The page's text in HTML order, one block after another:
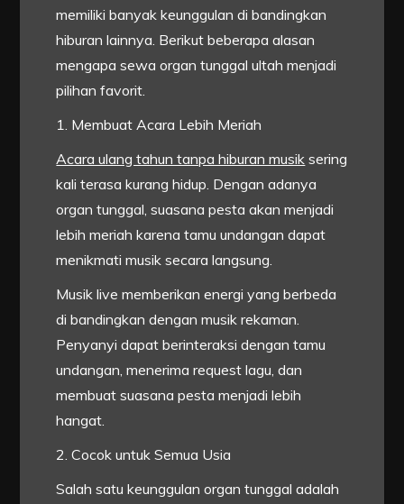
memiliki banyak keunggulan di bandingkan
hiburan lainnya. Berikut beberapa alasan
mengapa sewa organ tunggal ultah menjadi
pilihan favorit.
1. Membuat Acara Lebih Meriah
Acara ulang tahun tanpa hiburan musik sering
kali terasa kurang hidup. Dengan adanya
organ tunggal, suasana pesta akan menjadi
lebih meriah karena tamu undangan dapat
menikmati musik secara langsung.
Musik live memberikan energi yang berbeda
di bandingkan dengan musik rekaman.
Penyanyi dapat berinteraksi dengan tamu
undangan, menerima request lagu, dan
membuat suasana pesta menjadi lebih
hangat.
2. Cocok untuk Semua Usia
Salah satu keunggulan organ tunggal adalah